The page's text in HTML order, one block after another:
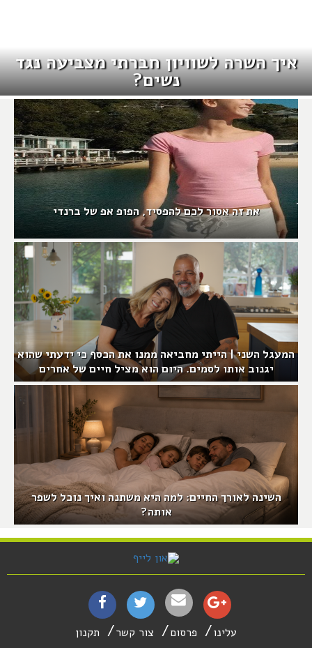
איך השרה לשוויון חברתי מצביעה נגד
נשים?
את זה אסור לכם להפסיד, הפופ אפ של ברנדי
המעגל השני | הייתי מחביאה ממנו את הכסף כי ידעתי שהוא
יגנוב אותו לסמים. היום הוא מציל חיים של אחרים
השינה לאורך החיים: למה היא משתנה ואיך נוכל לשפר
אותה?
עלינו פרסום צור קשר תקנון